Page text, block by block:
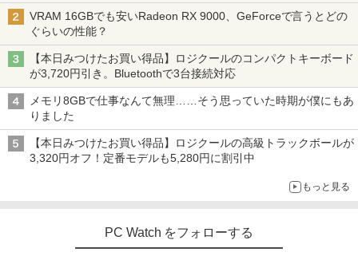
￥572
スーパーの裏でヤニ吸うふたり 9巻 (デジタル
版ビッグガンガンコミックス)
￥810
3
【全品最大2500円OFFクーポン】【贅沢
な性能を手の届く価格でCorei5 CPU+Off
ice2019 H&B】 富士通 LIFEBOOK A577
第7世代 Core i5 メモリ 4GB/8GB/16GB
SSD128GB/256GB/512GB/1TB DVD テ
PC中古ノートパソコン 中古パソコン 15.
6インチ
月間ベストプライス 中古ノートパソコン
第10世代 Core i3 Windows11 メモリ8G
HM-NX3 NE156FHM-NX5 対応 144Hz 4
0ピン 1920x1080 FullHD IPS LED LCD
液晶ディスプレイ 修理交換用液晶パネル
￥11,800
IOデータ 3辺フレームレス＆広視野角A
ルHD(1920×1080) /ワイド］ ブラック
￥15,980
￥17,666
4
【全巻】 ワンパンマン 1-37巻セット
（ジャンプコミックス） [ ONE ]
￥18,876
信じていた仲間達にダンジョン奥地で殺
されかけたがギフト『無限ガチャ』でレ
ぁ！』します！【電子書籍】
VRAM 16GBでも安いRadeon RX 9000、GeForceで言うとどの
ぐらいの性能？
【本日みつけたお買い得品】ロジクールのコンパクトキーボード
が3,720円引き。Bluetoothで3台接続対応
メモリ8GBで仕事なんて無理……そう思っていた時期が僕にもあ
りました
【本日みつけたお買い得品】ロジクールの高級トラックボールが
3,320円オフ！定番モデルも5,280円に割引中
もっと見る
PC Watch をフォローする